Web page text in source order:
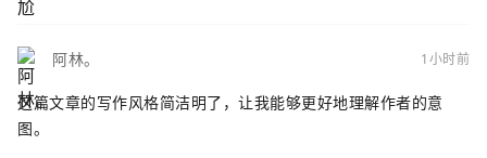
阿林。 1小时前
这篇文章的写作风格简洁明了，让我能够更好地理解作者的意
图。